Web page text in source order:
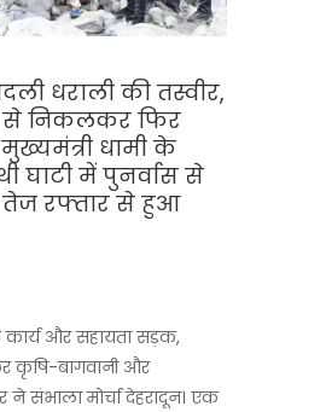
धराली की तस्वीर,
निकलकर फिर
धामी के
घाटी में पुनर्वास से
तेज रफ्तार से हुआ
और सहायता सड़क,
कृषि-बागवानी और
संभाला मोर्चा देहरादून। एक